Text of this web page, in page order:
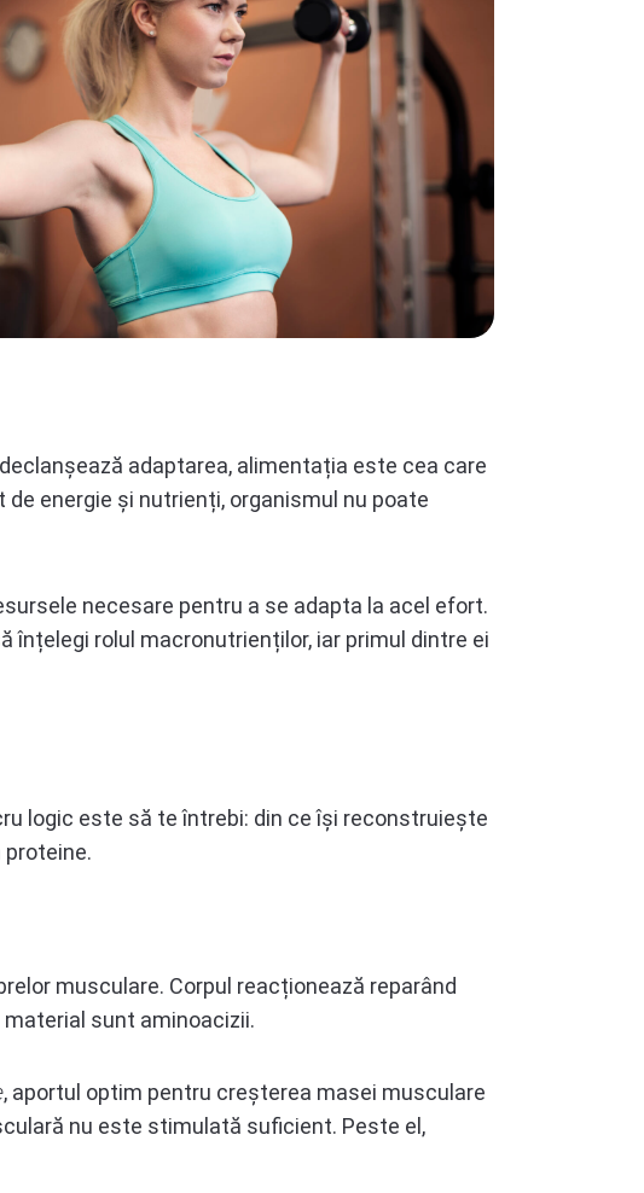
adaptarea, alimentația este cea care
energie și nutrienți, organismul nu poate
necesare pentru a se adapta la acel efort.
înțelegi rolul macronutrienților, iar primul dintre ei
logic este să te întrebi: din ce își reconstruiește
proteine.
musculare. Corpul reacționează reparând
material sunt aminoacizii.
, aportul optim pentru creșterea masei musculare
nu este stimulată suficient. Peste el,